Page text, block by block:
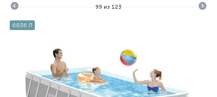
99 из 123
6836 Л